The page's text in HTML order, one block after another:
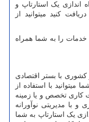
اندازی یک استارتاپ و
کنید میتوانید از
را به شما همراه
کشوری با بستر اقتصادی
با استفاده از
کاری تخصص و یا زمینه
و با مدیریتی نوآورانه
یک استارتاپ به شما